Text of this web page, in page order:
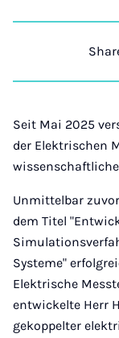
Seit Mai 2025
der Elektrischen
Unmittelbar
dem Titel
Systeme"
Elektrische
entwickelte Herr
gekoppelter